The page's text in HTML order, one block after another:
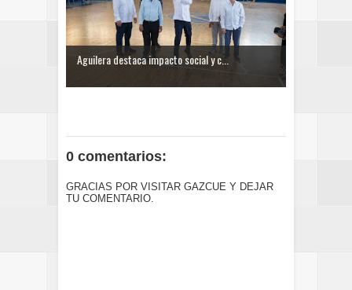
Aguilera destaca impacto social y c...
0 comentarios:
GRACIAS POR VISITAR GAZCUE Y DEJAR
TU COMENTARIO.